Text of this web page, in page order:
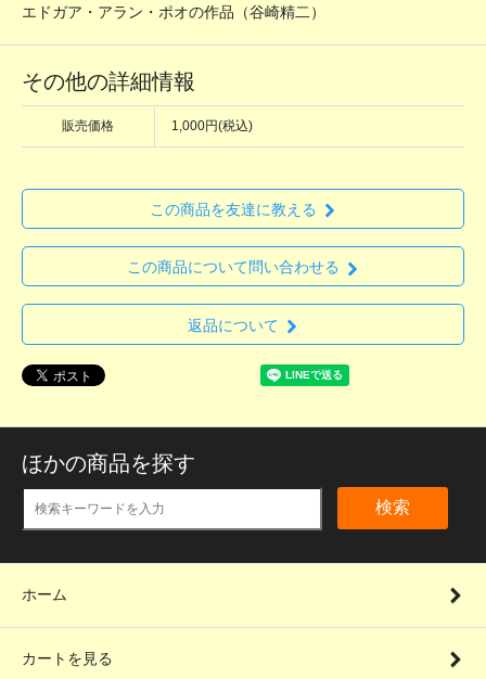
エドガア・アラン・ポオの作品（谷崎精二）
その他の詳細情報
販売価格 1,000円(税込)
この商品を友達に教える
この商品について問い合わせる
返品について
ほかの商品を探す
検索
ホーム
カートを見る